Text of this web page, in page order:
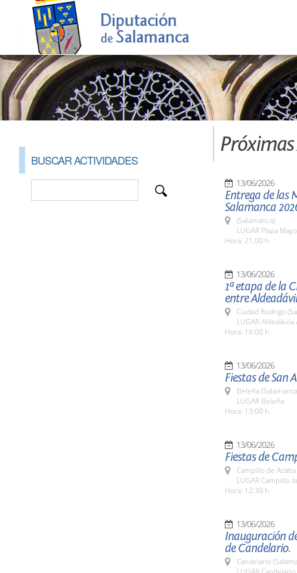
BUSCAR ACTIVIDADES
13/06/2026
Entrega de las
Salamanca
(Salamanca)
LUGAR Plaza
Hora: 21,00 h.
13/06/2026
1ª etapa de la
entre
Ciudad Rodrigo
LUGAR
Hora: 16:00 h.
13/06/2026
Fiestas de San
Beleña
LUGAR Beleña
Hora: 13:00 h.
13/06/2026
Fiestas de
Campillo de
LUGAR Campillo
Hora: 12:30 h.
13/06/2026
Inauguración
de Candelario.
Candelario